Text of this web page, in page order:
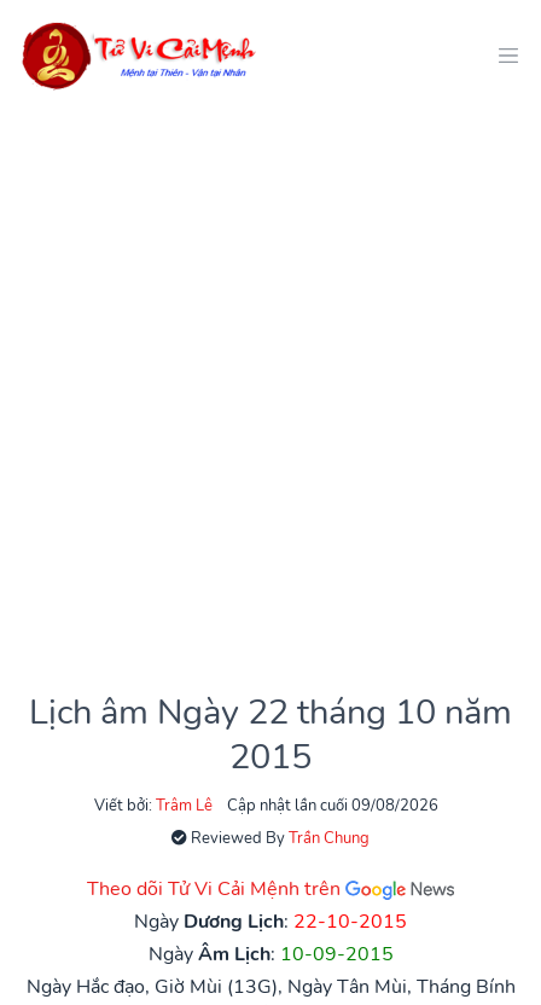
Lịch âm Ngày 22 tháng 10 năm
2015
Viết bởi: Trâm Lê
Cập nhật lần cuối 09/08/2026
Reviewed ByTrần Chung
Theo dõi Tử Vi Cải Mệnh trên
Ngày Dương Lịch: 22-10-2015
NgàyÂm Lịch: 10-09-2015
Ngày Hắc đạo, Giờ Mùi (13G), Ngày Tân Mùi, Tháng Bính